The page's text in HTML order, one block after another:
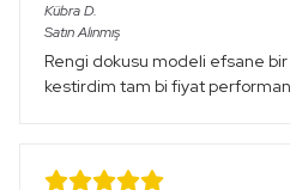
KübraD.
Satın Alınmış
Rengi dokusu modeli efsane bir
kestirdim tam bi fiyat performans